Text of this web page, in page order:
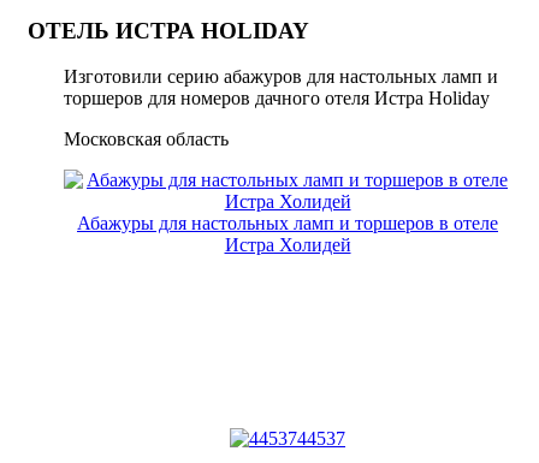
ОТЕЛЬ ИСТРА HOLIDAY
Изготовили серию абажуров для настольных ламп и
торшеров для номеров дачного отеля Истра Holiday
Московская область
Абажуры для настольных ламп и торшеров в отеле
Истра Холидей
44537